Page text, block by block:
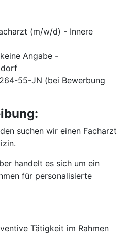
(m/w/d) - Innere
Angabe -
55-JN (bei Bewerbung
suchen wir einen Facharzt
handelt es sich um ein
für personalisierte
Tätigkeit im Rahmen